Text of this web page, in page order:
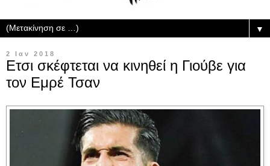
▼
2 Ιαν 2018
Ετσι σκέφτεται να κινηθεί η Γιούβε για
τον Εμρέ Τσαν